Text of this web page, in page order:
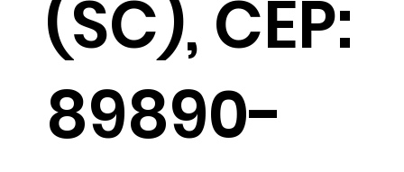
(SC), CEP:
89890-